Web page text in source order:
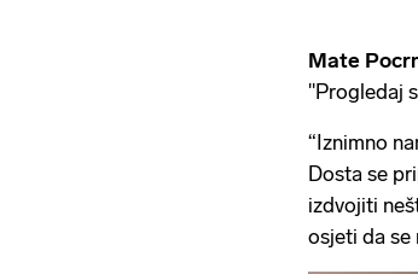
Mate
''Progledaj
“Iznimno
Dosta se
izdvojiti
osjeti da se